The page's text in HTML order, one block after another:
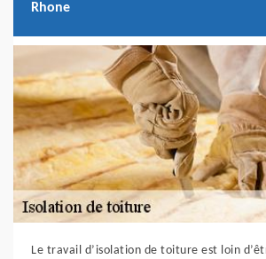
Rhone
Le travail d’isolation de toiture est loin